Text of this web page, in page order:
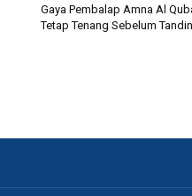
Gaya Pembalap Amna Al
Tetap Tenang Sebelum